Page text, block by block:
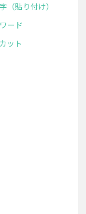
貼り付け）
ード
ット